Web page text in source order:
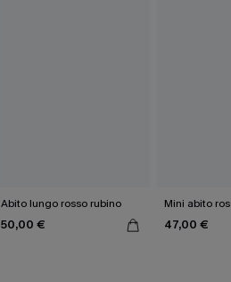
Abito lungo rosso rubino
50,00 €
Mini abito
47,00 €